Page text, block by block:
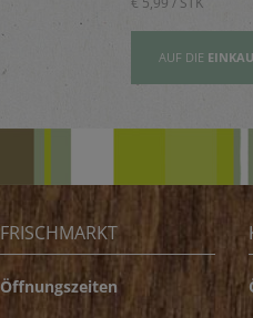
AUF DIE
FRISCHMARKT
Öffnungszeiten